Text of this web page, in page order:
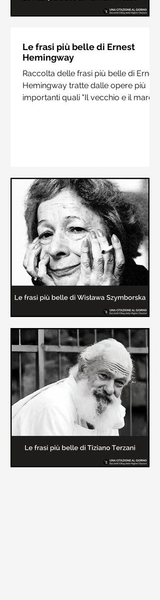
Hesse
Raccolta delle frasi più belle di
Hermann Hesse estrapolate dai suoi
libri più importanti come "Siddharta",
"Sull'amore" e "Demian"
Le frasi più belle di Ernest
Hemingway
Raccolta delle frasi più belle di Ernest
Hemingway tratte dalle opere più
importanti quali "Il vecchio e il mare",
Le frasi più belle delle poesie di
Wisława Szymborska
In questa pagina sono raccolte le
migliori frasi brevi tratte dalle poesie
di Wisława Szymborska sull'amore e
sulla vita